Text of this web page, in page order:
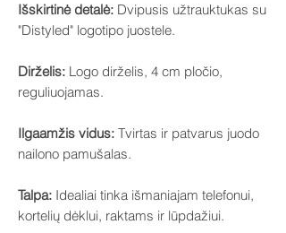
Išskirtinė detalė: Dvipusis užtrauktukas su
"Distyled" logotipo juostele.
Dirželis: Logo dirželis, 4 cm pločio,
reguliuojamas.
Ilgaamžis vidus: Tvirtas ir patvarus juodo
nailono pamušalas.
Talpa: Idealiai tinka išmaniajam telefonui,
kortelių dėklui, raktams ir lūpdažiui.